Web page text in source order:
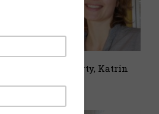
Berty, Katrin